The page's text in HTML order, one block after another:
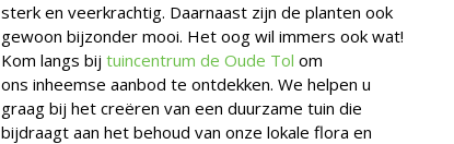
sterk en veerkrachtig. Daarnaast zijn de planten ook
gewoon bijzonder mooi. Het oog wil immers ook wat!
Kom langs bij tuincentrum de Oude Tol om
ons inheemse aanbod te ontdekken. We helpen u
graag bij het creëren van een duurzame tuin die
bijdraagt aan het behoud van onze lokale flora en